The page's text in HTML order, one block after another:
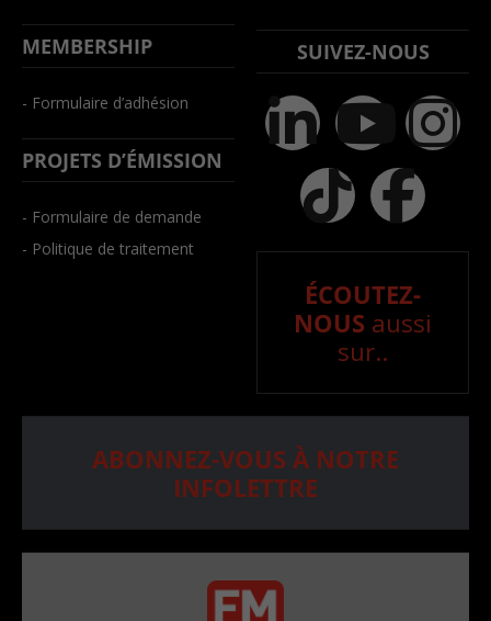
MEMBERSHIP
- Formulaire d’adhésion
PROJETS D’ÉMISSION
- Formulaire de demande
- Politique de traitement
SUIVEZ-NOUS
ÉCOUTEZ-
NOUS aussi
sur..
ABONNEZ-VOUS À NOTRE
INFOLETTRE